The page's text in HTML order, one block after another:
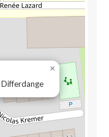
Differdange
×